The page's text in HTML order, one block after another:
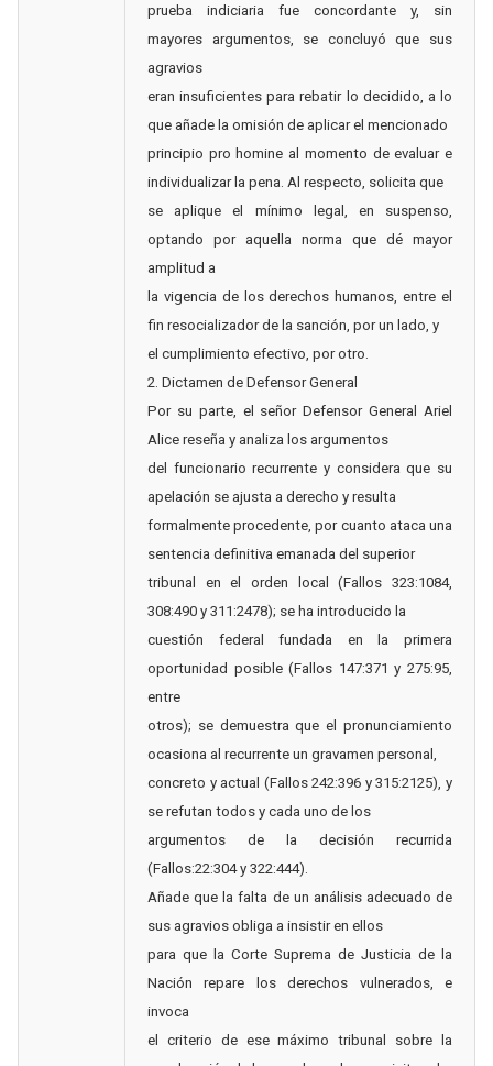
prueba indiciaria fue concordante y, sin
mayores argumentos, se concluyó que sus
agravios
eran insuficientes para rebatir lo decidido, a lo
que añade la omisión de aplicar el mencionado
principio pro homine al momento de evaluar e
individualizar la pena. Al respecto, solicita que
se aplique el mínimo legal, en suspenso,
optando por aquella norma que dé mayor
amplitud a
la vigencia de los derechos humanos, entre el
fin resocializador de la sanción, por un lado, y
el cumplimiento efectivo, por otro.
2. Dictamen de Defensor General
Por su parte, el señor Defensor General Ariel
Alice reseña y analiza los argumentos
del funcionario recurrente y considera que su
apelación se ajusta a derecho y resulta
formalmente procedente, por cuanto ataca una
sentencia definitiva emanada del superior
tribunal en el orden local (Fallos 323:1084,
308:490 y 311:2478); se ha introducido la
cuestión federal fundada en la primera
oportunidad posible (Fallos 147:371 y 275:95,
entre
otros); se demuestra que el pronunciamiento
ocasiona al recurrente un gravamen personal,
concreto y actual (Fallos 242:396 y 315:2125), y
se refutan todos y cada uno de los
argumentos de la decisión recurrida
(Fallos:22:304 y 322:444).
Añade que la falta de un análisis adecuado de
sus agravios obliga a insistir en ellos
para que la Corte Suprema de Justicia de la
Nación repare los derechos vulnerados, e
invoca
el criterio de ese máximo tribunal sobre la